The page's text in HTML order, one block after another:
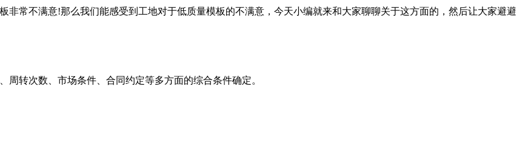
非常不满意!那么我们能感受到工地对于低质量模板的不满意，今天小编就来和大家聊聊关于这方面的，然后让大家避避
转次数、市场条件、合同约定等多方面的综合条件确定。